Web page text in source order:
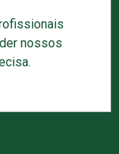
nossos